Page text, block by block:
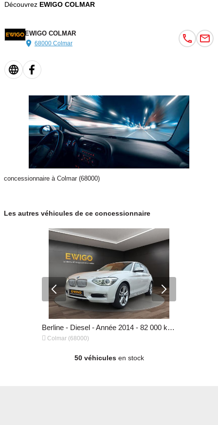
Découvrez EWIGO COLMAR
EWIGO COLMAR
68000 Colmar
concessionnaire à Colmar (68000)
Les autres véhicules de ce concessionnaire
Berline - Diesel - Année 2014 - 82 000 km, 15 990 €
 Colmar (68000)
50 véhiculesen stock